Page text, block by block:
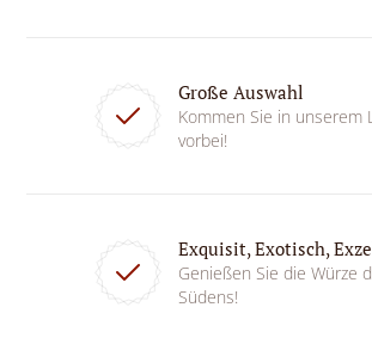
Große Auswahl
Kommen Sie in unserem
vorbei!
Exquisit, Exotisch,
Genießen Sie die Würze
Südens!